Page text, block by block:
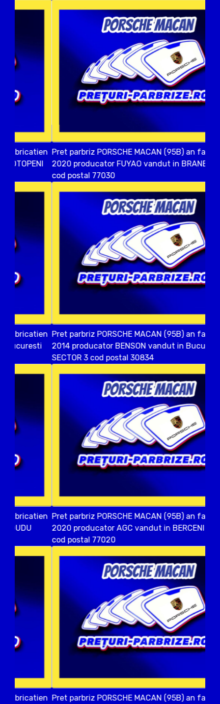
Pret parbriz PORSCHE MACAN (95B) an fabricatien
2020 producator FUYAO vandut in BRANESTI ILFOV
cod postal 77030
Pret parbriz PORSCHE MACAN (95B) an fabricatien
2014 producator BENSON vandut in Bucuresti
SECTOR 3 cod postal 30834
Pret parbriz PORSCHE MACAN (95B) an fabricatien
2020 producator AGC vandut in BERCENI ILFOV
cod postal 77020
Pret parbriz PORSCHE MACAN (95B) an fabricatien